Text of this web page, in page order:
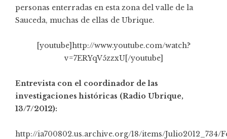
personas enterradas en esta zona del valle de la
Sauceda, muchas de ellas de Ubrique.
[youtube]http://www.youtube.com/watch?
v=7ERYqV5zzxU[/youtube]
Entrevista con el coordinador de las
investigaciones históricas (Radio Ubrique,
13/7/2012):
http://ia700802.us.archive.org/18/items/